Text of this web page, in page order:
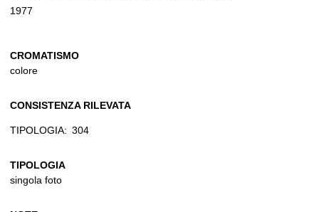
1977
CROMATISMO
colore
CONSISTENZA RILEVATA
TIPOLOGIA: 304
TIPOLOGIA
singola foto